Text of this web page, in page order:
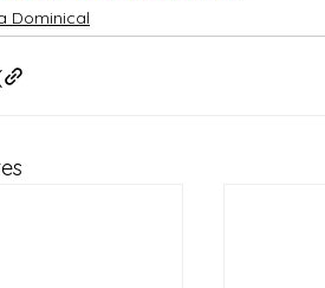
Dominical